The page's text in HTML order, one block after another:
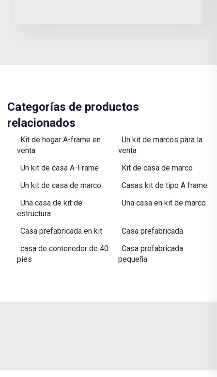
Categorías de productos
relacionados
Kit de hogar A-frame en
venta
Un kit de marcos para la
venta
Un kit de casa A-Frame
Kit de casa de marco
Un kit de casa de marco
Casas kit de tipo A frame
Una casa de kit de
estructura
Una casa en kit de marco
Casa prefabricada en kit
Casa prefabricada
casa de contenedor de 40
pies
Casa prefabricada
pequeña